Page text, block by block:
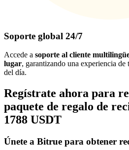
Soporte global 24/7
Accede a soporte al cliente
lugar, garantizando una experiencia
del día.
Regístrate ahora para
paquete de regalo de
1788 USDT
Únete a Bitrue para obtener